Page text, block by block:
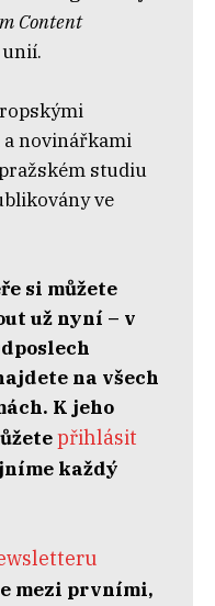
Content
novinářkami
studiu
ve
si můžete
už nyní – v
na všech
K jeho
přihlásit
každý
mezi prvními,